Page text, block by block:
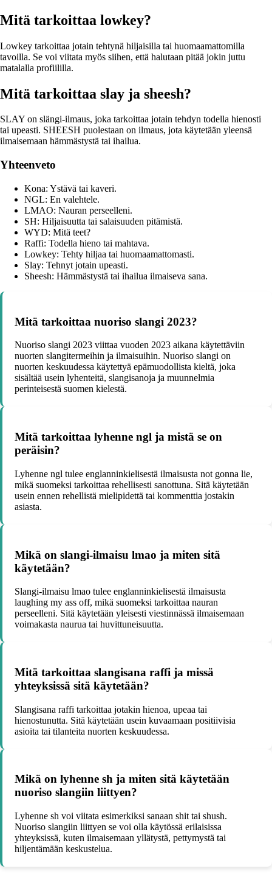
Mitä tarkoittaa lowkey?
Lowkey tarkoittaa jotain tehtynä hiljaisilla tai huomaamattomilla
tavoilla. Se voi viitata myös siihen, että halutaan pitää jokin juttu
matalalla profiililla.
Mitä tarkoittaa slay ja sheesh?
SLAY on slängi-ilmaus, joka tarkoittaa jotain tehdyn todella hienosti
tai upeasti. SHEESH puolestaan on ilmaus, jota käytetään yleensä
ilmaisemaan hämmästystä tai ihailua.
Yhteenveto
Kona: Ystävä tai kaveri.
NGL: En valehtele.
LMAO: Nauran perseelleni.
SH: Hiljaisuutta tai salaisuuden pitämistä.
WYD: Mitä teet?
Raffi: Todella hieno tai mahtava.
Lowkey: Tehty hiljaa tai huomaamattomasti.
Slay: Tehnyt jotain upeasti.
Sheesh: Hämmästystä tai ihailua ilmaiseva sana.
Mitä tarkoittaa nuoriso slangi 2023?
Nuoriso slangi 2023 viittaa vuoden 2023 aikana käytettäviin
nuorten slangitermeihin ja ilmaisuihin. Nuoriso slangi on
nuorten keskuudessa käytettyä epämuodollista kieltä, joka
sisältää usein lyhenteitä, slangisanoja ja muunnelmia
perinteisestä suomen kielestä.
Mitä tarkoittaa lyhenne ngl ja mistä se on
peräisin?
Lyhenne ngl tulee englanninkielisestä ilmaisusta not gonna lie,
mikä suomeksi tarkoittaa rehellisesti sanottuna. Sitä käytetään
usein ennen rehellistä mielipidettä tai kommenttia jostakin
asiasta.
Mikä on slangi-ilmaisu lmao ja miten sitä
käytetään?
Slangi-ilmaisu lmao tulee englanninkielisestä ilmaisusta
laughing my ass off, mikä suomeksi tarkoittaa nauran
perseelleni. Sitä käytetään yleisesti viestinnässä ilmaisemaan
voimakasta naurua tai huvittuneisuutta.
Mitä tarkoittaa slangisana raffi ja missä
yhteyksissä sitä käytetään?
Slangisana raffi tarkoittaa jotakin hienoa, upeaa tai
hienostunutta. Sitä käytetään usein kuvaamaan positiivisia
asioita tai tilanteita nuorten keskuudessa.
Mikä on lyhenne sh ja miten sitä käytetään
nuoriso slangiin liittyen?
Lyhenne sh voi viitata esimerkiksi sanaan shit tai shush.
Nuoriso slangiin liittyen se voi olla käytössä erilaisissa
yhteyksissä, kuten ilmaisemaan yllätystä, pettymystä tai
hiljentämään keskustelua.